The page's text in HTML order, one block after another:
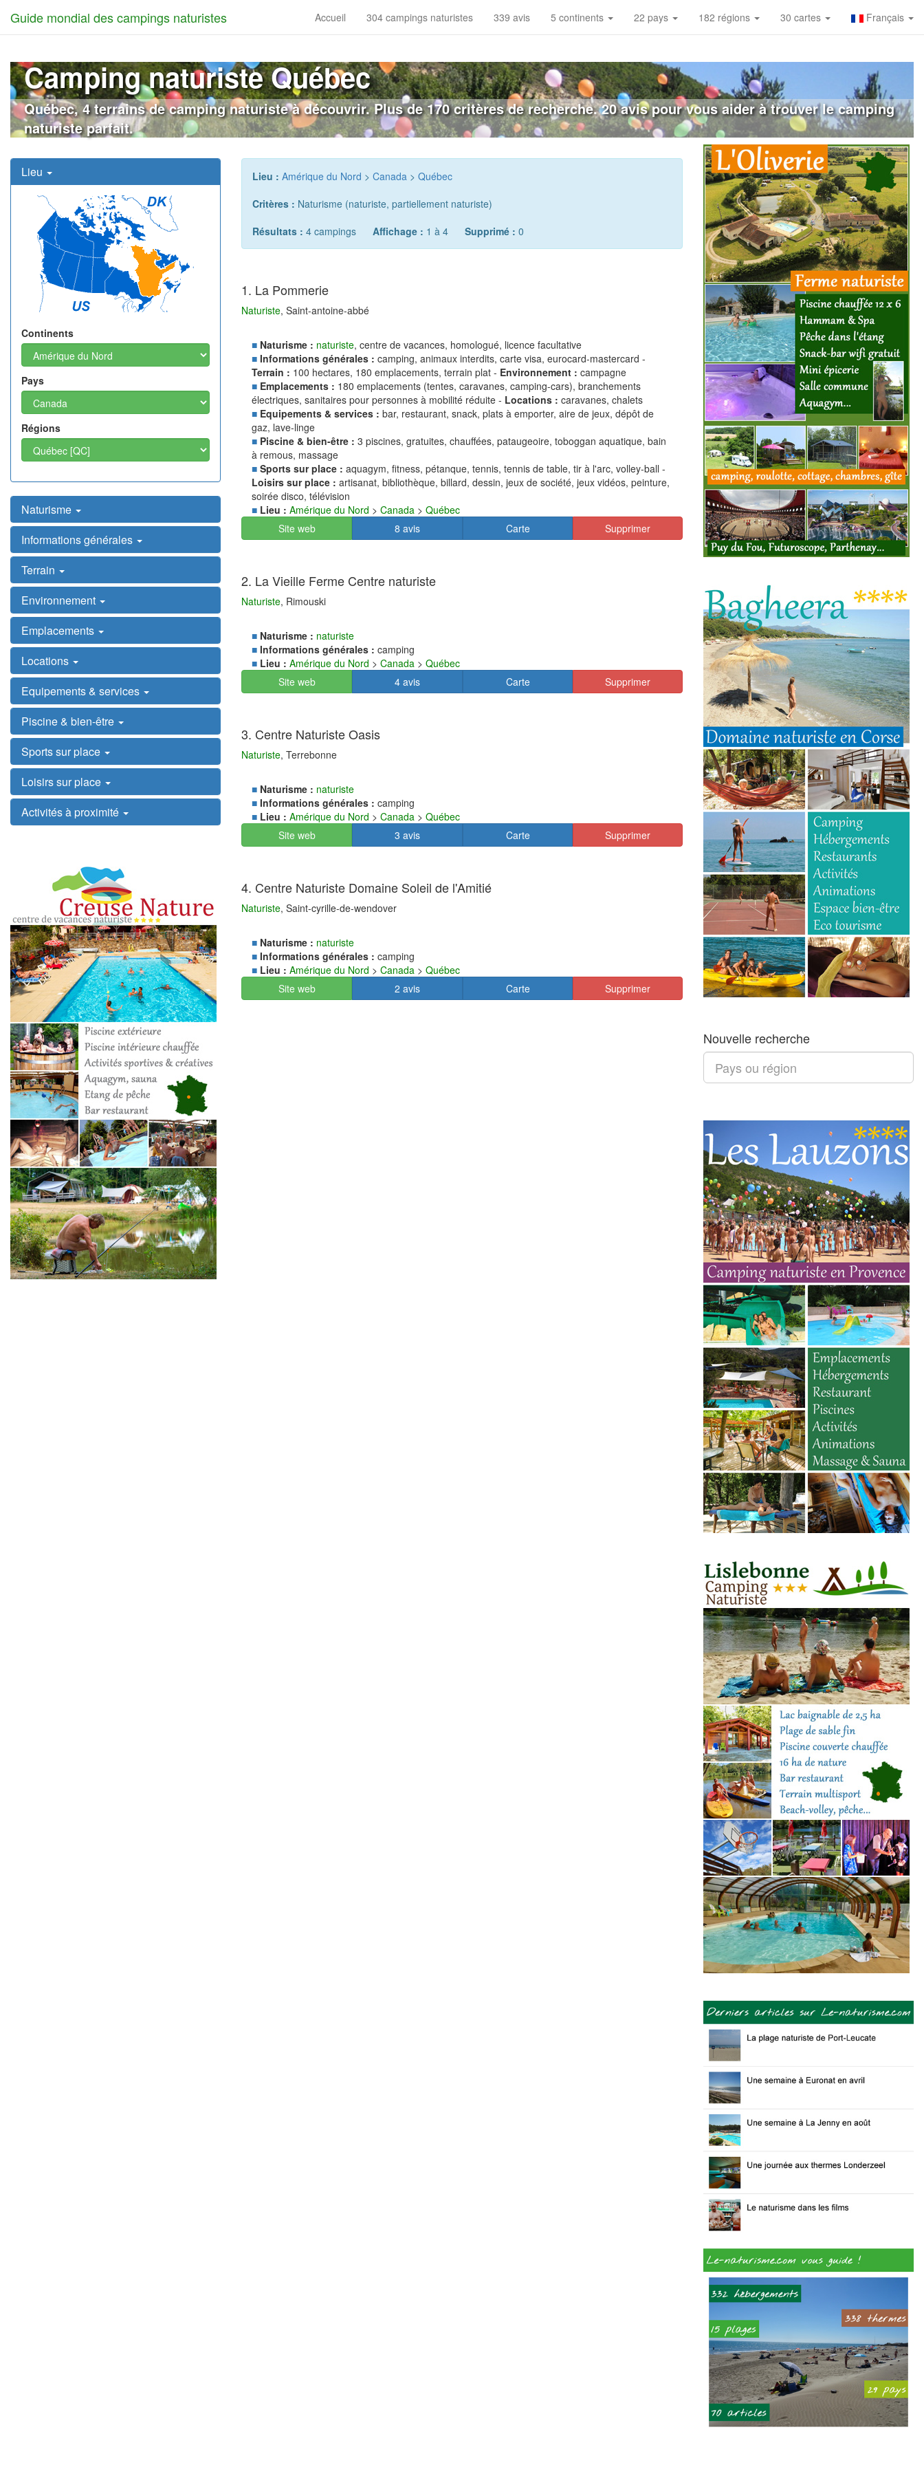
Guide mondial des campings naturistes Accueil 304 campings naturistes 339 avis 5 continents 22 pays 182 régions 30 cartes Français
Camping naturiste Québec
Québec, 4 terrains de camping naturiste à découvrir. Plus de 170 critères de recherche. 20 avis pour vous aider à trouver le camping
naturiste parfait.
Lieu
Continents
Pays
Régions
Naturisme
Informations générales
Terrain
Environnement
Emplacements
Locations
Equipements & services
Piscine & bien-être
Sports sur place
Loisirs sur place
Activités à proximité
Lieu : Amérique du Nord > Canada > Québec
Critères : Naturisme (naturiste, partiellement naturiste)
Résultats : 4 campings Affichage : 1 à 4 Supprimé : 0
1. La Pommerie
Naturiste, Saint-antoine-abbé
■ Naturisme : naturiste, centre de vacances, homologué, licence facultative
■ Informations générales : camping, animaux interdits, carte visa, eurocard-mastercard -
Terrain : 100 hectares, 180 emplacements, terrain plat - Environnement : campagne
■ Emplacements : 180 emplacements (tentes, caravanes, camping-cars), branchements
électriques, sanitaires pour personnes à mobilité réduite - Locations : caravanes, chalets
■ Equipements & services : bar, restaurant, snack, plats à emporter, aire de jeux, dépôt de
gaz, lave-linge
■ Piscine & bien-être : 3 piscines, gratuites, chauffées, pataugeoire, toboggan aquatique, bain
à remous, massage
■ Sports sur place : aquagym, fitness, pétanque, tennis, tennis de table, tir à l'arc, volley-ball -
Loisirs sur place : artisanat, bibliothèque, billard, dessin, jeux de société, jeux vidéos, peinture,
soirée disco, télévision
■ Lieu : Amérique du Nord > Canada > Québec
Site web
8 avis Carte Supprimer
2. La Vieille Ferme Centre naturiste
Naturiste, Rimouski
■ Naturisme : naturiste
■ Informations générales : camping
■ Lieu : Amérique du Nord > Canada > Québec
Site web
4 avis Carte Supprimer
3. Centre Naturiste Oasis
Naturiste, Terrebonne
■ Naturisme : naturiste
■ Informations générales : camping
■ Lieu : Amérique du Nord > Canada > Québec
Site web
3 avis Carte Supprimer
4. Centre Naturiste Domaine Soleil de l'Amitié
Naturiste, Saint-cyrille-de-wendover
■ Naturisme : naturiste
■ Informations générales : camping
■ Lieu : Amérique du Nord > Canada > Québec
Site web
2 avis Carte Supprimer
Nouvelle recherche